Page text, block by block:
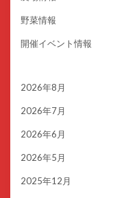
野菜情報
開催イベント情報
2026年8月
2026年7月
2026年6月
2026年5月
2025年12月